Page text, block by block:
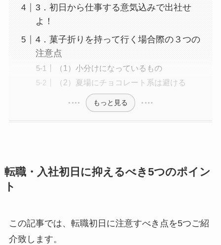
3．初日から仕事する意気込みで出社せ
よ！
4．菓子折りを持って行く場合際の３つの
注意点
（1）小分けになっているもの
（2）夏場にチョコレート系は避ける
もっと見る
転職・入社初日に抑えるべき5つのポイン
ト
この記事では、転職初日に注意すべき点を5つご紹
介致します。